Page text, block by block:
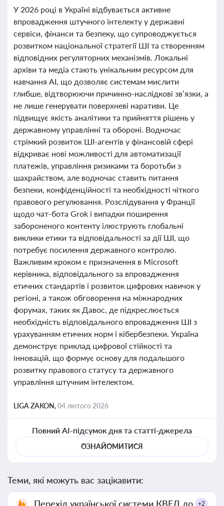
У 2026 році в Україні відбувається активне
впровадження штучного інтелекту у державні
сервіси, фінанси та безпеку, що супроводжується
розвитком національної стратегії ШІ та створенням
відповідних регуляторних механізмів. Локальні
архіви та медіа стають унікальним ресурсом для
навчання AI, що дозволяє системам мислити
глибше, відтворюючи причинно-наслідкові зв’язки, а
не лише генерувати поверхневі наративи. Це
підвищує якість аналітики та прийняття рішень у
державному управлінні та обороні. Водночас
стрімкий розвиток ШІ-агентів у фінансовій сфері
відкриває нові можливості для автоматизації
платежів, управління ризиками та боротьби з
шахрайством, але водночас ставить питання
безпеки, конфіденційності та необхідності чіткого
правового регулювання. Розслідування у Франції
щодо чат-бота Grok і випадки поширення
забороненого контенту ілюструють глобальні
виклики етики та відповідальності за дії ШІ, що
потребує посилення державного контролю.
Важливим кроком є призначення в Microsoft
керівника, відповідального за впровадження
етичних стандартів і розвиток цифрових навичок у
регіоні, а також обговорення на міжнародних
форумах, таких як Давос, де підкреслюється
необхідність відповідального впровадження ШІ з
урахуванням етичних норм і кібербезпеки. Україна
демонструє приклад цифрової стійкості та
інновацій, що формує основу для подальшого
розвитку правового статусу та державного
управління штучним інтелектом.
LIGA ZAKON,04 лютого 2026
Повний AI-підсумок дня та статті-джерела
ОЗНАЙОМИТИСЯ
Теми, які можуть вас зацікавити:
Перехід української системи КВЕД до +2